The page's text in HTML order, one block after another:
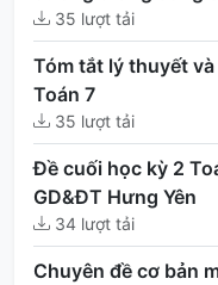
35 lượt tải
Tóm tắt lý thuyết
Toán 7
35 lượt tải
Đề cuối học kỳ 2
GD&ĐT Hưng Yên
34 lượt tải
Chuyên đề cơ bản